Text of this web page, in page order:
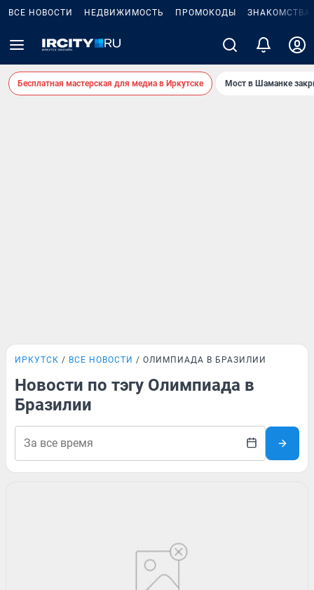
ВСЕ НОВОСТИ НЕДВИЖИМОСТЬ ПРОМОКОДЫ ЗНАКОМСТВА
Бесплатная мастерская для медиа в Иркутске Мост в Шаманке
ИРКУТСК ВСЕ НОВОСТИ ОЛИМПИАДА В БРАЗИЛИИ
Новости по тэгу Олимпиада в
Бразилии